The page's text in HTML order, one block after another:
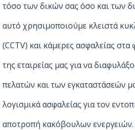
τόσο των δικών σας όσο και των
αυτό χρησιμοποιούμε κλειστά
(CCTV) και κάμερες ασφαλείας
της εταιρείας μας για να
πελατών και των εγκαταστάσεών
λογισμικά ασφαλείας για τον
αποτροπή κακόβουλων ενεργειών.